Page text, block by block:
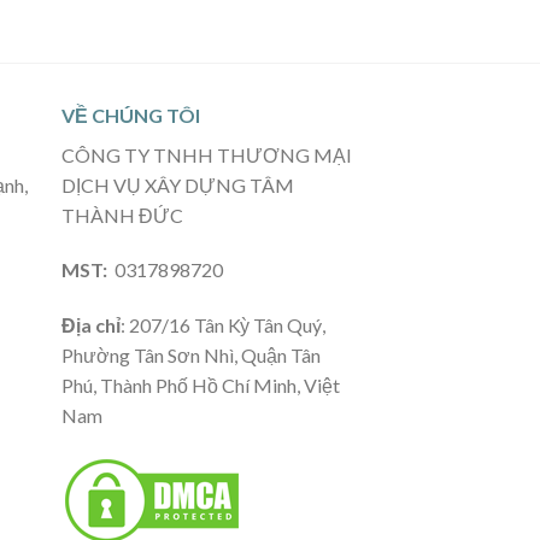
VỀ CHÚNG TÔI
CÔNG TY TNHH THƯƠNG MẠI
DỊCH VỤ XÂY DỰNG TÂM
THÀNH ĐỨC
MST: 0317898720
Địa chỉ: 207/16 Tân Kỳ Tân Quý,
Phường Tân Sơn Nhì, Quận Tân
Phú, Thành Phố Hồ Chí Minh, Việt
Nam